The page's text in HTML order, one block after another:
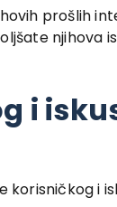
prošlih
i
korisničkog